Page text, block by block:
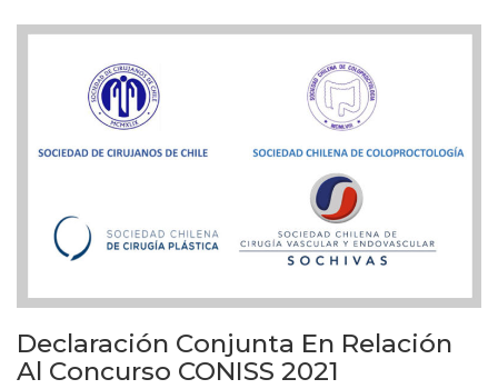
Declaración Conjunta En Relación
Al Concurso CONISS 2021